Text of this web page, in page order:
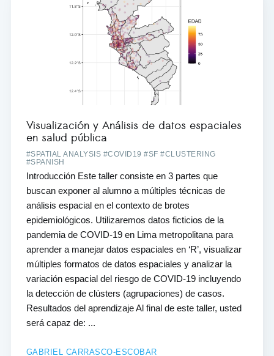
Visualización y Análisis de datos espaciales
en salud pública
#SPATIAL ANALYSIS #COVID19 #SF #CLUSTERING
#SPANISH
Introducción Este taller consiste en 3 partes que
buscan exponer al alumno a múltiples técnicas de
análisis espacial en el contexto de brotes
epidemiológicos. Utilizaremos datos ficticios de la
pandemia de COVID-19 en Lima metropolitana para
aprender a manejar datos espaciales en ‘R’, visualizar
múltiples formatos de datos espaciales y analizar la
variación espacial del riesgo de COVID-19 incluyendo
la detección de clústers (agrupaciones) de casos.
Resultados del aprendizaje Al final de este taller, usted
será capaz de: ...
GABRIEL CARRASCO-ESCOBAR